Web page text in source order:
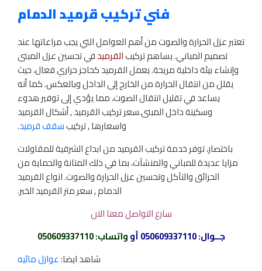
فني تركيب قرميد الدمام
تعتبر عزل الحرارة والصوت من أهم العوامل التي يجب مراعاتها عند
تصميم المباني. يساهم تركيبالقرميدفي تحسين عزل المبنى
وإنشاء بيئة داخلية مريحة. يعمل القرميد كحاجز حراري فعال، حيث
يقلل من انتقال الحرارة من الخارج إلى الداخل وبالعكس. كما أنه
يساعد في تقليل انتقال الصوت، مما يؤدي إلى توفير هدوء
وسكينة داخل المبنى.سعر تركيب القرميد , أشكال القرميد
واسعارها , تركيبسقف قرميد.
باختصار، توفر خدمة تركيب القرميد من ابداع الشرقية للمقاولات
مزايا عديدة للمباني والمنشآت، بما في ذلك المتانة والحماية من
الحرائق والتآكل وتحسين عزل الحرارة والصوت. انواع القرميد
الدمام , سعر متر القرميد الخبر.
سارع التواصل معنا الان
جــوال:050609337110 أوواتساب:
050609337110
شاهد ايضا:عوازل مائيه